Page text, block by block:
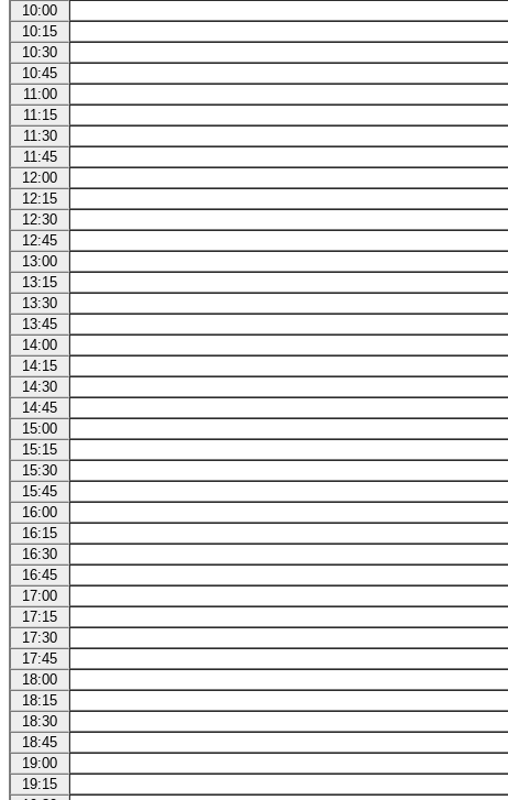
10:00
10:15
10:30
10:45
11:00
11:15
11:30
11:45
12:00
12:15
12:30
12:45
13:00
13:15
13:30
13:45
14:00
14:15
14:30
14:45
15:00
15:15
15:30
15:45
16:00
16:15
16:30
16:45
17:00
17:15
17:30
17:45
18:00
18:15
18:30
18:45
19:00
19:15